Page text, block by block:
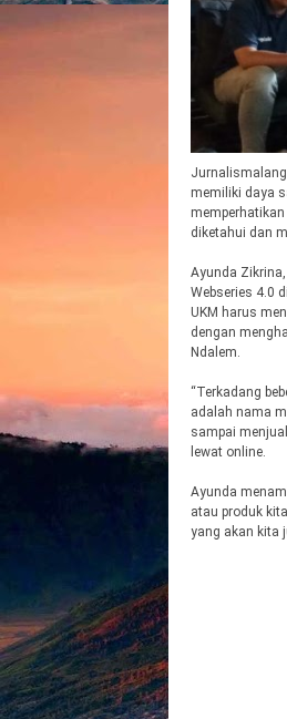
memiliki daya
diketahui dan
Ayunda
Webseries 4.0
UKM harus
dengan
Ndalem.
“Terkadang
adalah nama
sampai
lewat online.
Ayunda
atau produk
yang akan kita